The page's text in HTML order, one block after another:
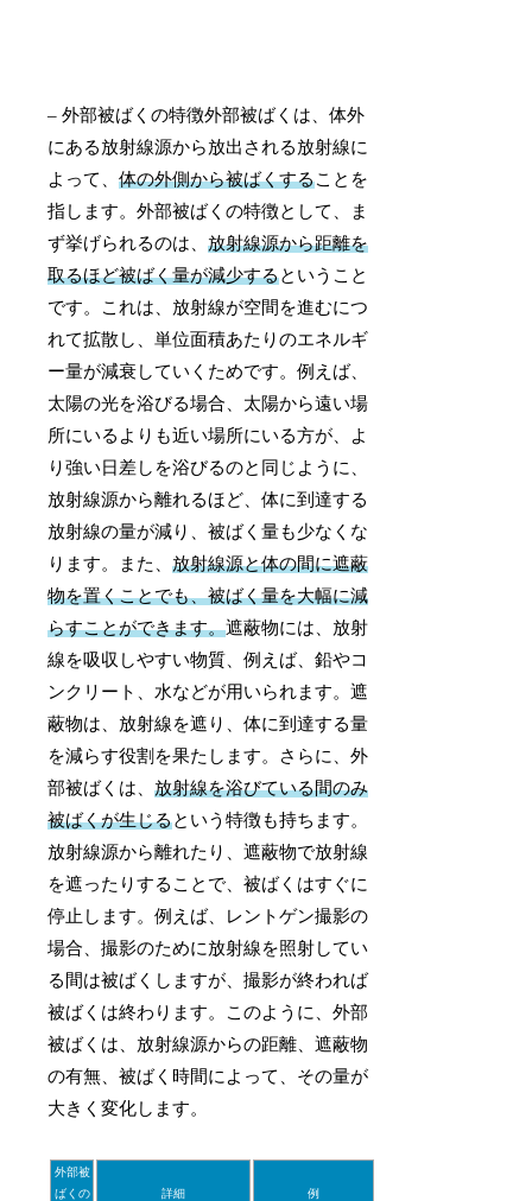
– 外部被ばくの特徴外部被ばくは、体外
にある放射線源から放出される放射線に
よって、体の外側から被ばくすることを
指します。外部被ばくの特徴として、ま
ず挙げられるのは、放射線源から距離を
取るほど被ばく量が減少するということ
です。これは、放射線が空間を進むにつ
れて拡散し、単位面積あたりのエネルギ
ー量が減衰していくためです。例えば、
太陽の光を浴びる場合、太陽から遠い場
所にいるよりも近い場所にいる方が、よ
り強い日差しを浴びるのと同じように、
放射線源から離れるほど、体に到達する
放射線の量が減り、被ばく量も少なくな
ります。また、放射線源と体の間に遮蔽
物を置くことでも、被ばく量を大幅に減
らすことができます。遮蔽物には、放射
線を吸収しやすい物質、例えば、鉛やコ
ンクリート、水などが用いられます。遮
蔽物は、放射線を遮り、体に到達する量
を減らす役割を果たします。さらに、外
部被ばくは、放射線を浴びている間のみ
被ばくが生じるという特徴も持ちます。
放射線源から離れたり、遮蔽物で放射線
を遮ったりすることで、被ばくはすぐに
停止します。例えば、レントゲン撮影の
場合、撮影のために放射線を照射してい
る間は被ばくしますが、撮影が終われば
被ばくは終わります。このように、外部
被ばくは、放射線源からの距離、遮蔽物
の有無、被ばく時間によって、その量が
大きく変化します。
外部被
ばくの
詳細 例